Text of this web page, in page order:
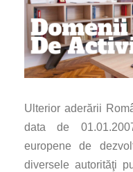
Ulterior aderării
data de
europene de
diversele autorităţi